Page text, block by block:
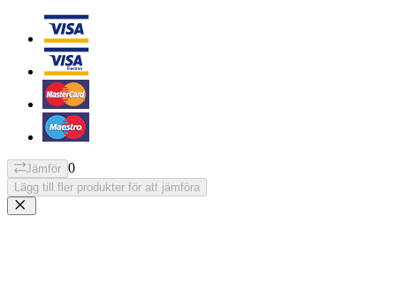
Jämför 0
Lägg till fler produkter för att jämföra